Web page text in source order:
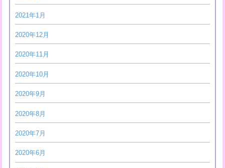
2021年1月
2020年12月
2020年11月
2020年10月
2020年9月
2020年8月
2020年7月
2020年6月